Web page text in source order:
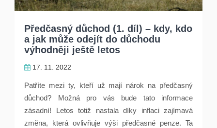
Předčasný důchod (1. díl) – kdy, kdo
a jak může odejít do důchodu
výhodněji ještě letos
17. 11. 2022
Patříte mezi ty, kteří už mají nárok na předčasný
důchod? Možná pro vás bude tato informace
zásadní! Letos totiž nastala díky inflaci zajímavá
změna, která ovlivňuje výši předčasné penze. Ta